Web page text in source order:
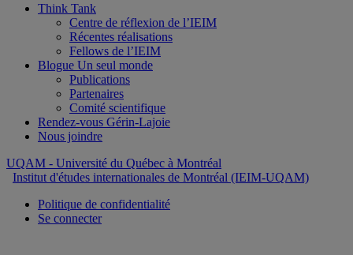
Think Tank
Centre de réflexion de l’IEIM
Récentes réalisations
Fellows de l’IEIM
Blogue Un seul monde
Publications
Partenaires
Comité scientifique
Rendez-vous Gérin-Lajoie
Nous joindre
UQAM - Université du Québec à Montréal
Institut d'études internationales de Montréal (IEIM-UQAM)
Politique de confidentialité
Se connecter